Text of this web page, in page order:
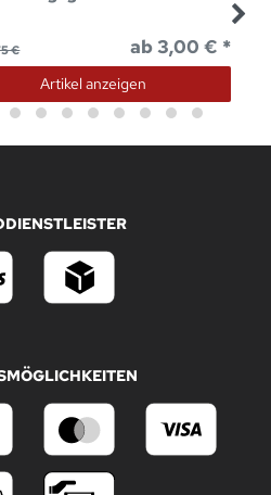
€ ab 3,00 € *
Artikel anzeigen